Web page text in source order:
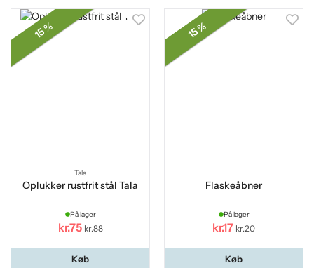
15 %
Tala
Oplukker rustfrit stål Tala
På lager
kr.75 kr.88
Køb
15 %
Flaskeåbner
På lager
kr.17 kr.20
Køb